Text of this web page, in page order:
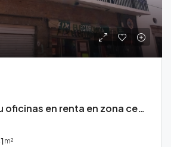
Departamento u oficinas en renta en zona centro
m²